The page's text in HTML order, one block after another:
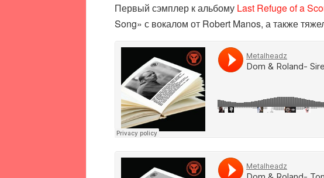
Первый сэмплер к альбому Last Refuge of a
Song» с вокалом от Robert Manos, а также